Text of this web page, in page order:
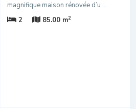
magnifique maison rénovée d’u ...
2
85.00 m2